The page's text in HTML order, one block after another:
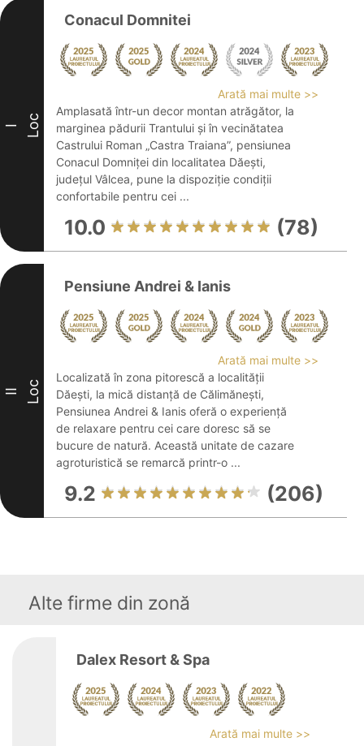
I Loc
Conacul Domnitei
Arată mai multe >>
Amplasată într-un decor montan atrăgător, la
marginea pădurii Trantului și în vecinătatea
Castrului Roman „Castra Traiana”, pensiunea
Conacul Domniței din localitatea Dăești,
județul Vâlcea, pune la dispoziție condiții
confortabile pentru cei ...
10.0 (78)
II Loc
Pensiune Andrei & Ianis
Arată mai multe >>
Localizată în zona pitorescă a localității
Dăești, la mică distanță de Călimănești,
Pensiunea Andrei & Ianis oferă o experiență
de relaxare pentru cei care doresc să se
bucure de natură. Această unitate de cazare
agroturistică se remarcă printr-o ...
9.2 (206)
Alte firme din zonă
Dalex Resort & Spa
Arată mai multe >>